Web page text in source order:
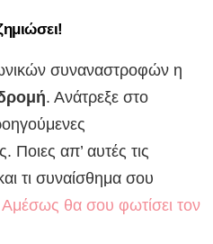
συναναστροφών η
. Ανάτρεξε στο
Ποιες απ’ αυτές τις
τι συναίσθημα σου
Aμέσως θα σου φωτίσει τον